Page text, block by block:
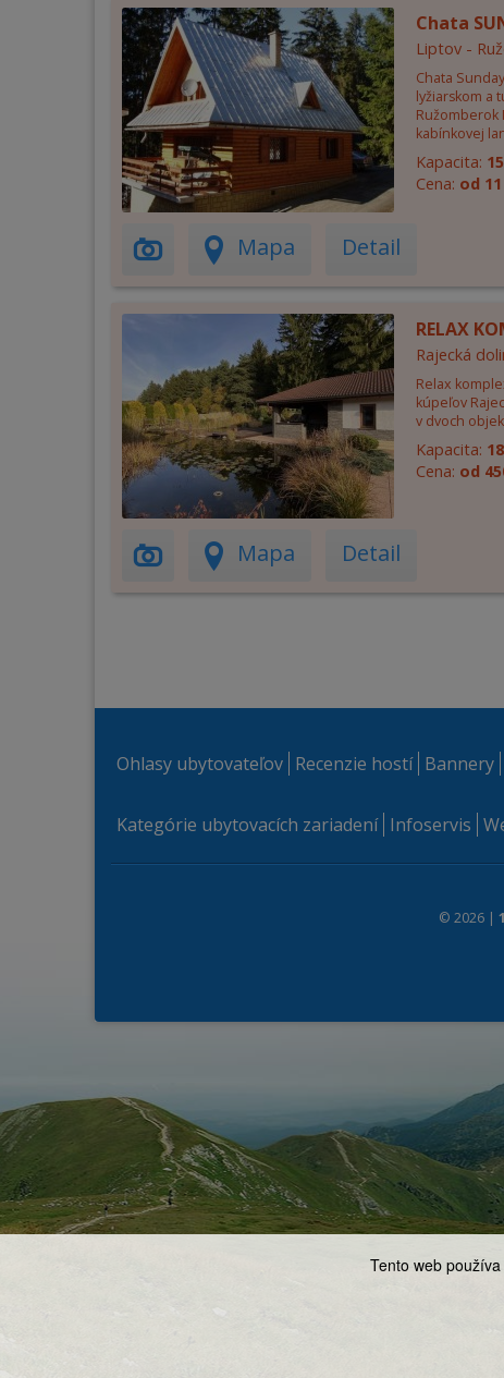
Tento web
Chata
Liptov -
Chata
lyžiarskom a
Ružomberok
kabínkovej
Kapacita:
Cena: od
Mapa Detail
RELAX
Rajecká
Relax
kúpeľov
v dvoch
Kapacita:
Cena: od
Mapa Detail
Ohlasy ubytovateľov Recenzie hostí Bannery
Kategórie ubytovacích zariadení Infoservis
© 2026 |